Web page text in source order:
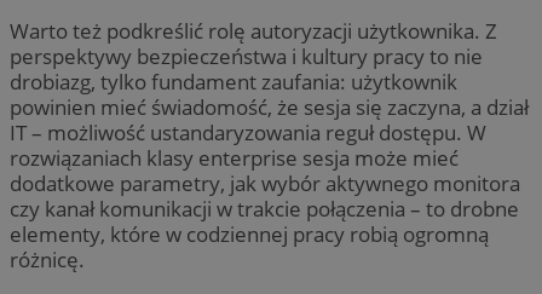
Warto też podkreślić rolę autoryzacji użytkownika. Z
perspektywy bezpieczeństwa i kultury pracy to nie
drobiazg, tylko fundament zaufania: użytkownik
powinien mieć świadomość, że sesja się zaczyna, a dział
IT – możliwość ustandaryzowania reguł dostępu. W
rozwiązaniach klasy enterprise sesja może mieć
dodatkowe parametry, jak wybór aktywnego monitora
czy kanał komunikacji w trakcie połączenia – to drobne
elementy, które w codziennej pracy robią ogromną
różnicę.